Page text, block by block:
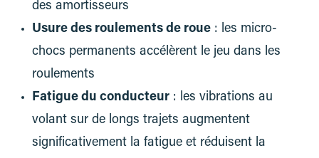
des amortisseurs
Usure des roulements de roue : les micro-
chocs permanents accélèrent le jeu dans les
roulements
Fatigue du conducteur : les vibrations au
volant sur de longs trajets augmentent
significativement la fatigue et réduisent la